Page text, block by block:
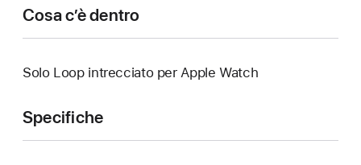
Cosa c’è dentro
Solo Loop intrecciato per Apple Watch
Specifiche